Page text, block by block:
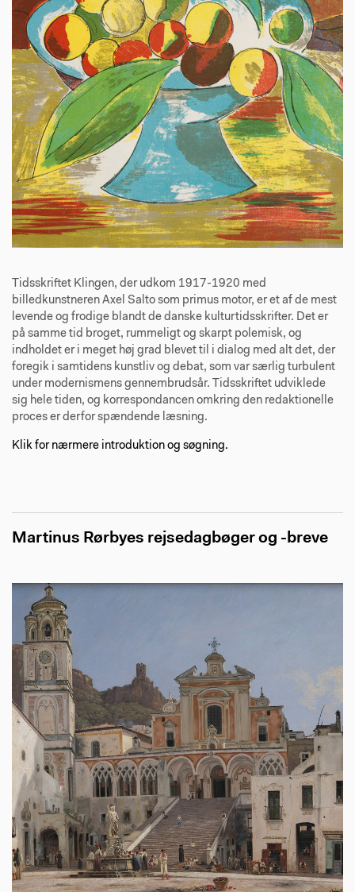
Tidsskriftet Klingen, der udkom 1917-1920 med
billedkunstneren Axel Salto som primus motor, er et af de mest
levende og frodige blandt de danske kulturtidsskrifter. Det er
på samme tid broget, rummeligt og skarpt polemisk, og
indholdet er i meget høj grad blevet til i dialog med alt det, der
foregik i samtidens kunstliv og debat, som var særlig turbulent
under modernismens gennembrudsår. Tidsskriftet udviklede
sig hele tiden, og korrespondancen omkring den redaktionelle
proces er derfor spændende læsning.
Klik for nærmere introduktion og søgning.
Martinus Rørbyes rejsedagbøger og -breve